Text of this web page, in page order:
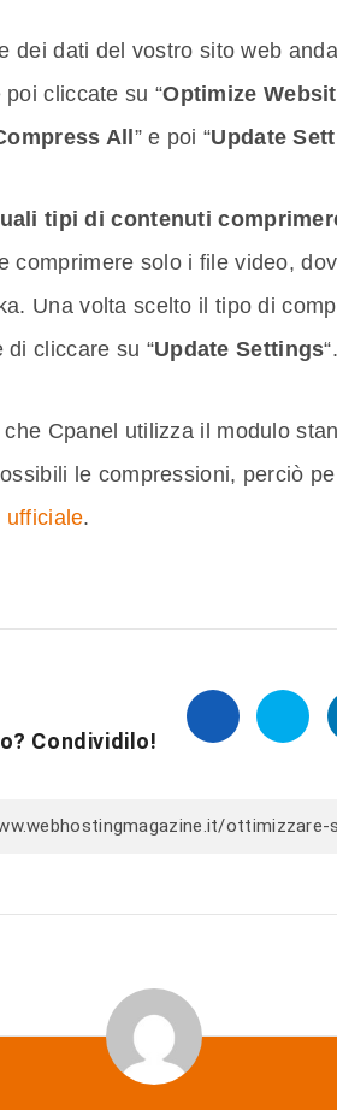
dei dati del vostro sito web
poi cliccate su “Optimize
All” e poi “Update
tipi di contenuti
comprimere solo i file video,
Una volta scelto il tipo di
cliccare su “Update Settings“.
Cpanel utilizza il modulo
le compressioni, perciò
ufficiale.
Condividilo!